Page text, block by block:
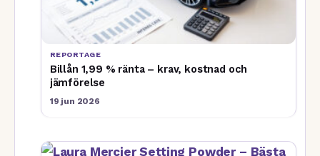
REPORTAGE
Billån 1,99 % ränta – krav, kostnad och
jämförelse
19 jun 2026